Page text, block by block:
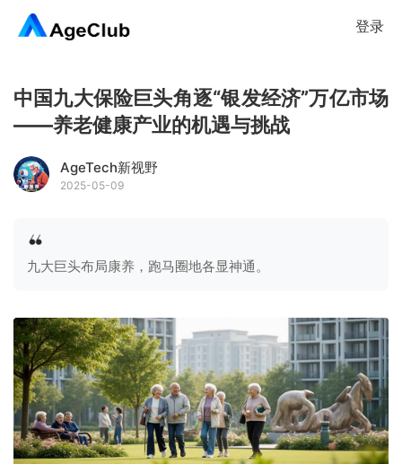
登录
中国九大保险巨头角逐“银发经济”万亿市场
——养老健康产业的机遇与挑战
AgeTech新视野
2025-05-09
九大巨头布局康养，跑马圈地各显神通。